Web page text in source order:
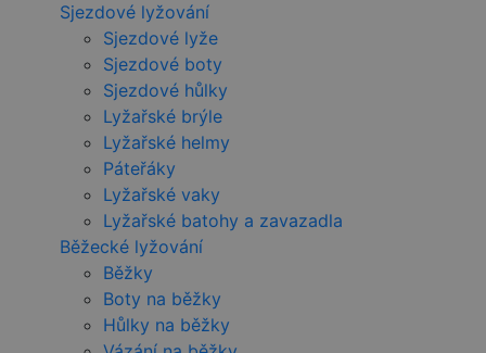
Sjezdové lyžování
Sjezdové lyže
Sjezdové boty
Sjezdové hůlky
Lyžařské brýle
Lyžařské helmy
Páteřáky
Lyžařské vaky
Lyžařské batohy a zavazadla
Běžecké lyžování
Běžky
Boty na běžky
Hůlky na běžky